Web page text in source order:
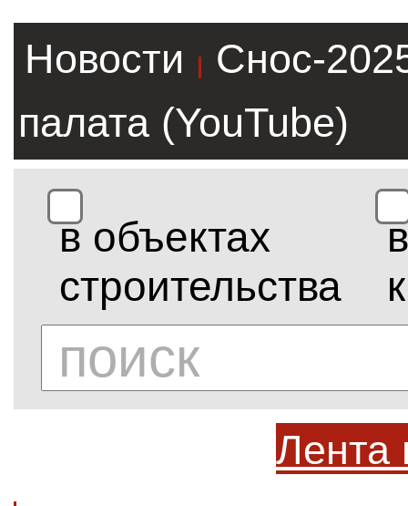
Новости |
Снос-
палата (YouTube)
в объектах
строительства
в
Лента